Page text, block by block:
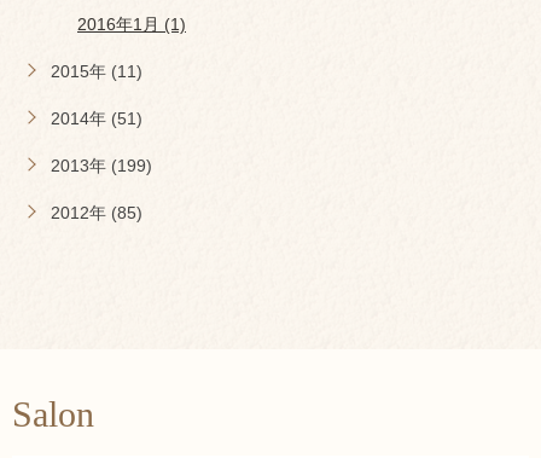
2016年1月 (1)
2015年 (11)
2014年 (51)
2013年 (199)
2012年 (85)
Salon